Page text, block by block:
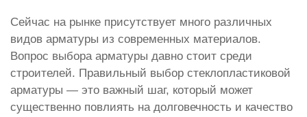
Сейчас на рынке присутствует много различных
видов арматуры из современных материалов.
Вопрос выбора арматуры давно стоит среди
строителей. Правильный выбор стеклопластиковой
арматуры — это важный шаг, который может
существенно повлиять на долговечность и качество